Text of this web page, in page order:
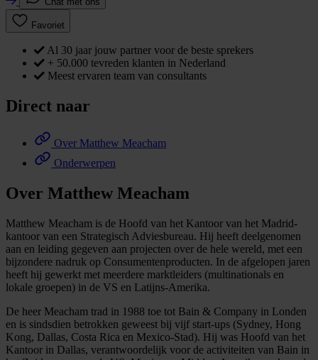
Favoriet
Al 30 jaar jouw partner voor de beste sprekers
+ 50.000 tevreden klanten in Nederland
Meest ervaren team van consultants
Direct naar
Over Matthew Meacham
Onderwerpen
Over Matthew Meacham
Matthew Meacham is de Hoofd van het Kantoor van het Madrid-
kantoor van een Strategisch Adviesbureau. Hij heeft deelgenomen
aan en leiding gegeven aan projecten over de hele wereld, met een
bijzondere nadruk op Consumentenproducten. In de afgelopen jaren
heeft hij gewerkt met meerdere marktleiders (multinationals en
lokale groepen) in de VS en Latijns-Amerika.
De heer Meacham trad in 1988 toe tot Bain & Company in Londen
en is sindsdien betrokken geweest bij vijf start-ups (Sydney, Hong
Kong, Dallas, Costa Rica en Mexico-Stad). Hij was Hoofd van het
Kantoor in Dallas, verantwoordelijk voor de activiteiten van Bain in